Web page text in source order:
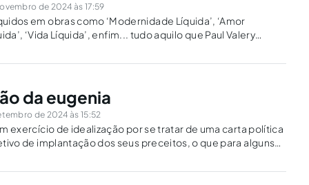
de 2024 às 17:59
em obras como ‘Modernidade Líquida’, ‘Amor
‘Vida Líquida’, enfim... tudo aquilo que Paul Valery
da eugenia
de 2024 às 15:52
exercício de idealização por se tratar de uma carta política
de implantação dos seus preceitos, o que para alguns